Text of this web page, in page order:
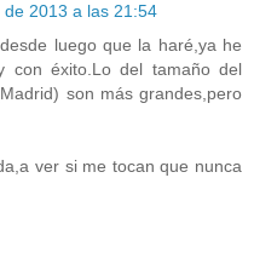
de 2013 a las 21:54
luego que la haré,ya he
con éxito.Lo del tamaño del
son más grandes,pero
ver si me tocan que nunca